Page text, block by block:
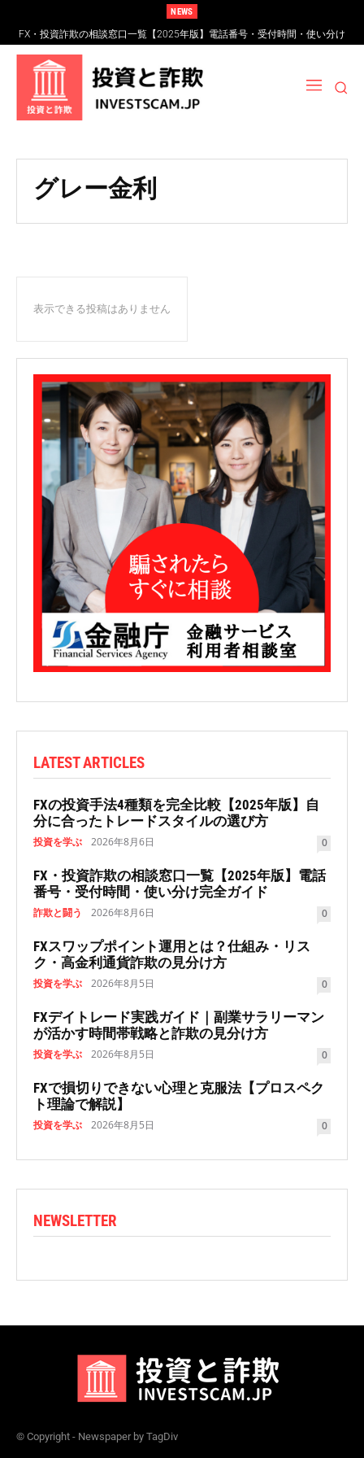
NEWS
FX・投資詐欺の相談窓口一覧【2025年版】電話番号・受付時間・使い分け
完全ガイド
グレー金利
表示できる投稿はありません
LATEST ARTICLES
FXの投資手法4種類を完全比較【2025年版】自
分に合ったトレードスタイルの選び方
投資を学ぶ 2026年8月6日 0
FX・投資詐欺の相談窓口一覧【2025年版】電話
番号・受付時間・使い分け完全ガイド
詐欺と闘う 2026年8月6日 0
FXスワップポイント運用とは？仕組み・リス
ク・高金利通貨詐欺の見分け方
投資を学ぶ 2026年8月5日 0
FXデイトレード実践ガイド｜副業サラリーマン
が活かす時間帯戦略と詐欺の見分け方
投資を学ぶ 2026年8月5日 0
FXで損切りできない心理と克服法【プロスペク
ト理論で解説】
投資を学ぶ 2026年8月5日 0
NEWSLETTER
© Copyright - Newspaper by TagDiv